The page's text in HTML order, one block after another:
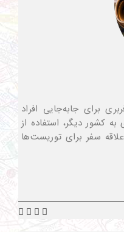
برای جابه‌جایی افراد
کشور دیگر، استفاده از
سفر برای توریست‌ها